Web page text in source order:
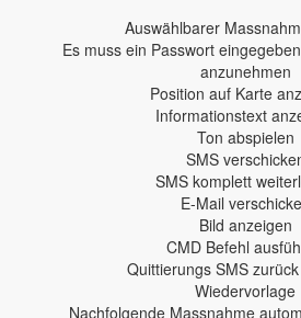
Auswählbarer
Es muss ein Passwort
anzunehmen
Position auf Karte
Informationstext
Ton abspielen
SMS
SMS komplett
E-Mail
Bild anzeigen
CMD Befehl
Quittierungs SMS
Wiedervorlage
Nachfolgende Massnahme